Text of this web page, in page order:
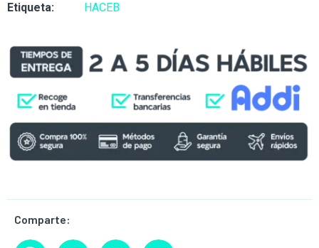
Etiqueta:
HACEB
Comparte: